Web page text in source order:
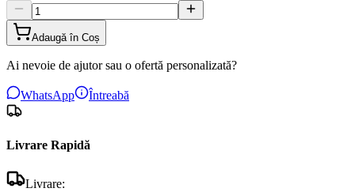
Adaugă în Coș
Ai nevoie de ajutor sau o ofertă personalizată?
WhatsApp Întreabă
Livrare Rapidă
Livrare: